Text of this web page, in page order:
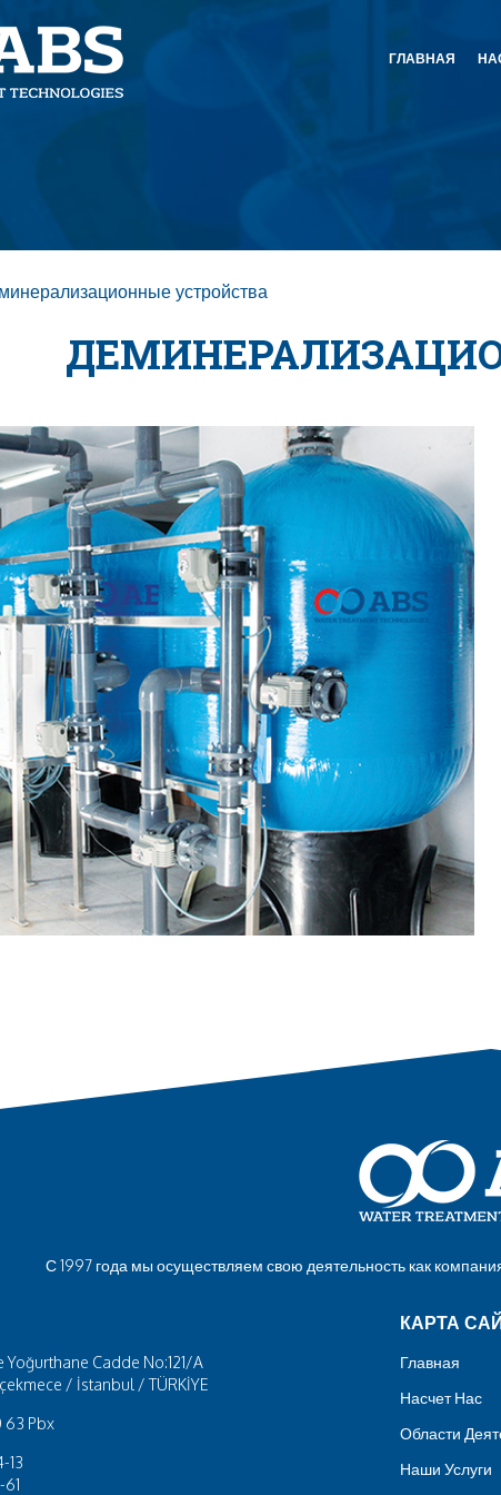
ГЛАВНАЯ
устройства
С 1997 года мы осуществляем свою деятельность как
Cadde No:121/A
/ İstanbul / TÜRKİYE
63 Pbx
13
КАРТА
Главная
Насчет Нас
Области
Наши Услуги